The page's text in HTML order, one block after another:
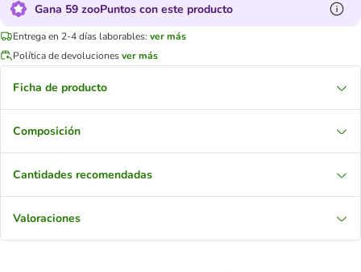
Gana 59 zooPuntos con este producto
Entrega en 2-4 días laborables: ver más
Política de devolucionesver más
Ficha de producto
Composición
Cantidades recomendadas
Valoraciones